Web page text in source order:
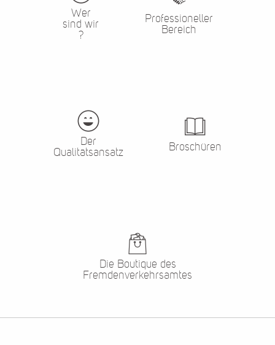
Wer
sind wir
?
Professioneller
Bereich
Der
Qualitätsansatz
Broschüren
Die Boutique des
Fremdenverkehrsamtes